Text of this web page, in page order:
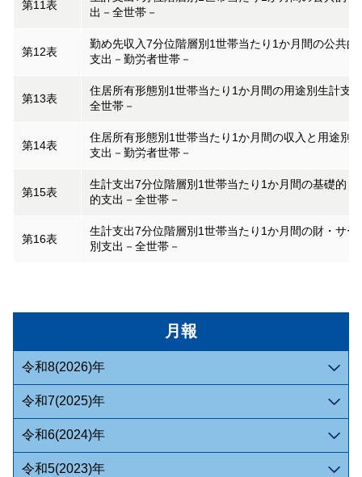
月報
令和8(2026)年
令和7(2025)年
令和6(2024)年
令和5(2023)年
第11表
出－全世帯－
第12表
勤め先収入7分位階層別1世帯当たり1か月間の公共的
支出－勤労者世帯－
第13表
住居所有形態別1世帯当たり1か月間の用途別生計支
全世帯－
第14表
住居所有形態別1世帯当たり1か月間の収入と用途別
支出－勤労者世帯－
第15表
生計支出7分位階層別1世帯当たり1か月間の基礎的・
的支出－全世帯－
第16表
生計支出7分位階層別1世帯当たり1か月間の財・サー
別支出－全世帯－